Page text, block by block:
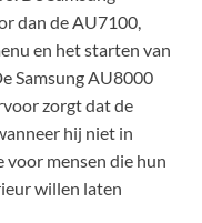
dan de AU7100,
en het starten van
Samsung AU8000
zorgt dat de
hij niet in
voor mensen die hun
willen laten